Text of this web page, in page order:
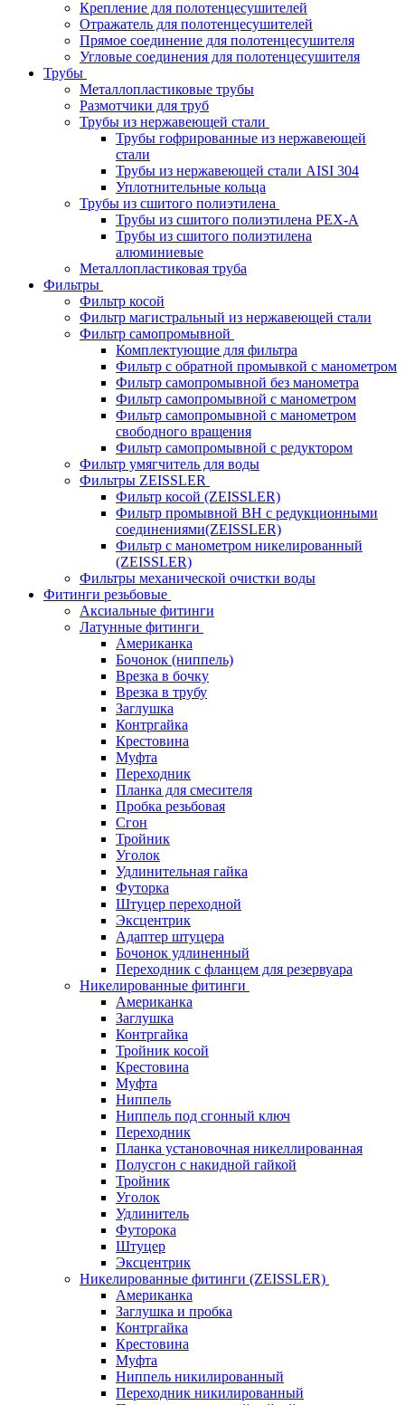
Крепление для полотенцесушителей
Отражатель для полотенцесушителей
Прямое соединение для полотенцесушителя
Угловые соединения для полотенцесушителя
Трубы
Металлопластиковые трубы
Размотчики для труб
Трубы из нержавеющей стали
Трубы гофрированные из нержавеющей
стали
Трубы из нержавеющей стали AISI 304
Уплотнительные кольца
Трубы из сшитого полиэтилена
Трубы из сшитого полиэтилена PEX-A
Трубы из сшитого полиэтилена
алюминиевые
Металлопластиковая труба
Фильтры
Фильтр косой
Фильтр магистральный из нержавеющей стали
Фильтр самопромывной
Комплектующие для фильтра
Фильтр с обратной промывкой c манометром
Фильтр самопромывной без манометра
Фильтр самопромывной с манометром
Фильтр самопромывной с манометром
свободного вращения
Фильтр самопромывной с редуктором
Фильтр умягчитель для воды
Фильтры ZEISSLER
Фильтр косой (ZEISSLER)
Фильтр промывной ВН с редукционными
соединениями(ZEISSLER)
Фильтр с манометром никелированный
(ZEISSLER)
Фильтры механической очистки воды
Фитинги резьбовые
Аксиальные фитинги
Латунные фитинги
Американка
Бочонок (ниппель)
Врезка в бочку
Врезка в трубу
Заглушка
Контргайка
Крестовина
Муфта
Переходник
Планка для смесителя
Пробка резьбовая
Сгон
Тройник
Уголок
Удлинительная гайка
Футорка
Штуцер переходной
Эксцентрик
Адаптер штуцера
Бочонок удлиненный
Переходник с фланцем для резервуара
Никелированные фитинги
Американка
Заглушка
Контргайка
Тройник косой
Крестовина
Муфта
Ниппель
Ниппель под сгонный ключ
Переходник
Планка установочная никеллированная
Полусгон с накидной гайкой
Тройник
Уголок
Удлинитель
Футорока
Штуцер
Эксцентрик
Никелированные фитинги (ZEISSLER)
Американка
Заглушка и пробка
Контргайка
Крестовина
Муфта
Ниппель никилированный
Переходник никилированный